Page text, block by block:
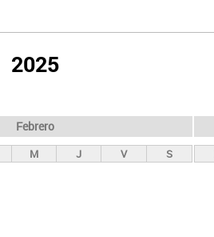
2025
Febrero
M J V S